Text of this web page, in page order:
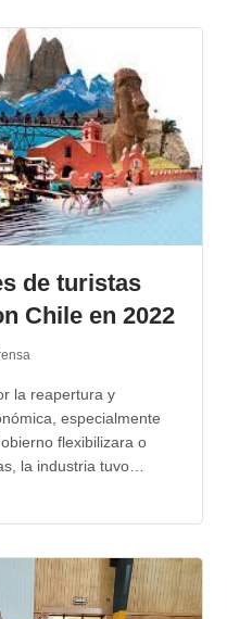
de turistas
Chile en 2022
la reapertura y
especialmente
flexibilizara o
la industria tuvo…